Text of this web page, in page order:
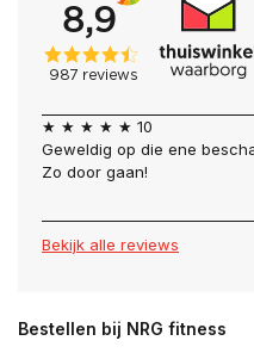
★ ★ ★ ★ ★ 10
Geweldig op die ene
Zo door gaan!
Bekijk alle reviews
Bestellen bij NRG fitness